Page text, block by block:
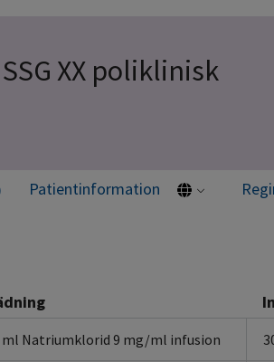
XX poliklinisk
Patientinformation
ml Natriumklorid 9 mg/ml infusion